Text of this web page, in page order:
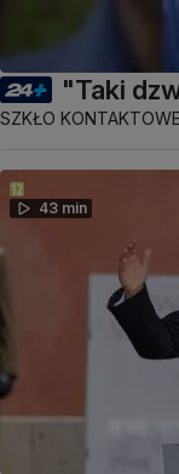
"Taki
SZKŁO KONTAKTOWE
43 min